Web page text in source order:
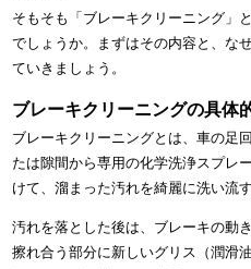
そもそも「ブレーキクリーニング」
でしょうか。まずはその内容と、な
ていきましょう。
ブレーキクリーニングの具体
ブレーキクリーニングとは、車の足
たは隙間から専用の化学洗浄スプレ
けて、溜まった汚れを綺麗に洗い流
汚れを落とした後は、ブレーキの動
擦れ合う部分に新しいグリス（潤滑